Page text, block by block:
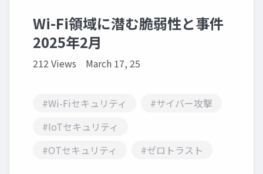
Wi-Fi領域に潜む脆弱性と事件
2025年2月
212 Views March 17, 25
#Wi-Fiセキュリティ
#サイバー攻撃
#IoTセキュリティ
#OTセキュリティ
#ゼロトラスト